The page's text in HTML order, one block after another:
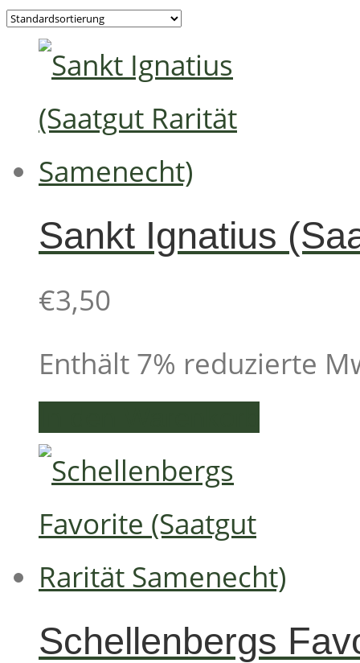
Sankt Ignatius
€3,50
Enthält 7% reduzierte
Schellenbergs